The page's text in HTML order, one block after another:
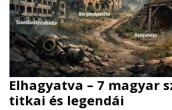
Elhagyatva – 7 magyar
titkai és legendái